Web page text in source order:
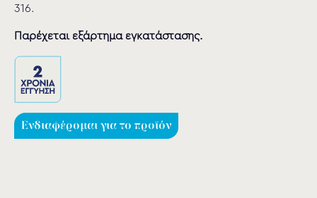
316.
Παρέχεται εξάρτημα εγκατάστασης.
Ενδιαφέρομαι για το προϊόν